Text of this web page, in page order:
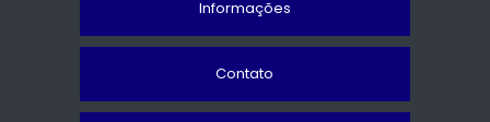
Informações
Contato